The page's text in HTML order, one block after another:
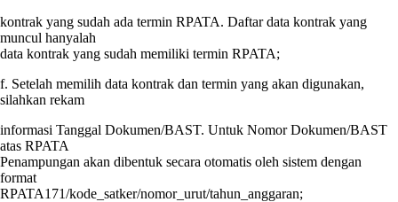
kontrak yang sudah ada termin RPATA. Daftar data kontrak yang
muncul hanyalah
data kontrak yang sudah memiliki termin RPATA;
f. Setelah memilih data kontrak dan termin yang akan digunakan,
silahkan rekam
informasi Tanggal Dokumen/BAST. Untuk Nomor Dokumen/BAST
atas RPATA
Penampungan akan dibentuk secara otomatis oleh sistem dengan
format
RPATA171/kode_satker/nomor_urut/tahun_anggaran;